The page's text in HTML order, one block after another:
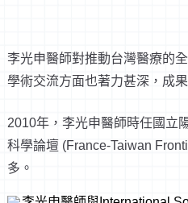
李光申醫師對推動台灣醫療的
學術交流方面也著力甚深，成
2010年，李光申醫師時任國立
科學論壇 (France-Taiwan
多。